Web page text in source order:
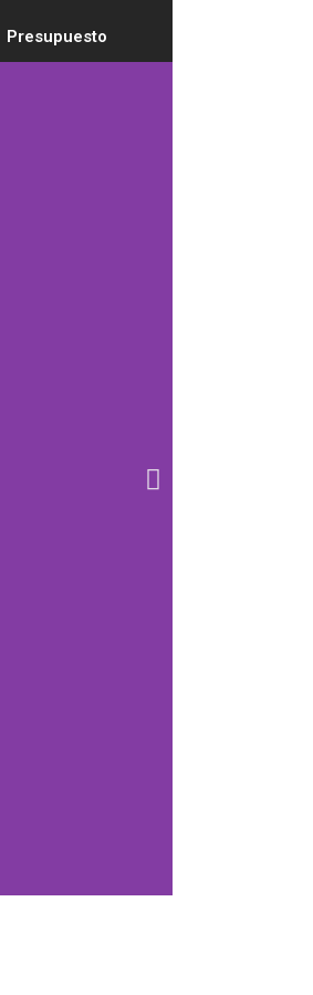
Presupuesto